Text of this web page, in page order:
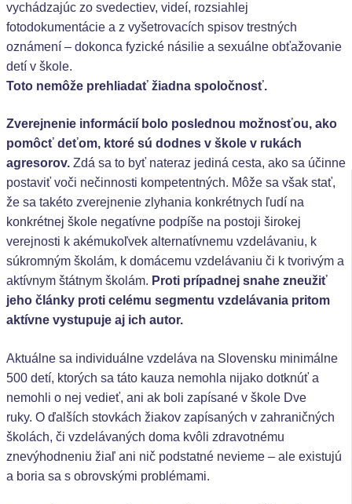
vychádzajúc zo svedectiev, videí, rozsiahlej
fotodokumentácie a z vyšetrovacích spisov trestných
oznámení – dokonca fyzické násilie a sexuálne obťažovanie
detí v škole.
Toto nemôže prehliadať žiadna spoločnosť.
Zverejnenie informácií bolo poslednou možnosťou, ako
pomôcť deťom, ktoré sú dodnes v škole v rukách
agresorov. Zdá sa to byť nateraz jediná cesta, ako sa účinne
postaviť voči nečinnosti kompetentných. Môže sa však stať,
že sa takéto zverejnenie zlyhania konkrétnych ľudí na
konkrétnej škole negatívne podpíše na postoji širokej
verejnosti k akémukoľvek alternatívnemu vzdelávaniu, k
súkromným školám, k domácemu vzdelávaniu či k tvorivým a
aktívnym štátnym školám. Proti prípadnej snahe zneužiť
jeho články proti celému segmentu vzdelávania pritom
aktívne vystupuje aj ich autor.
Aktuálne sa individuálne vzdeláva na Slovensku minimálne
500 detí, ktorých sa táto kauza nemohla nijako dotknúť a
nemohli o nej vedieť, ani ak boli zapísané v škole Dve
ruky. O ďalších stovkách žiakov zapísaných v zahraničných
školách, či vzdelávaných doma kvôli zdravotnému
znevýhodneniu žiaľ ani nič podstatné nevieme – ale existujú
a boria sa s obrovskými problémami.